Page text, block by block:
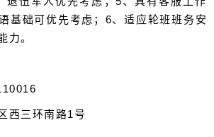
基础可优先考虑；6、适应轮班班务安
力。
西三环南路1号